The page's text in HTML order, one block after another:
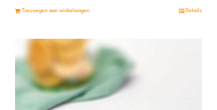
Toevoegen aan winkelwagen Details